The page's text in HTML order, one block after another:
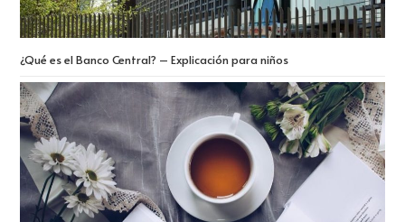
¿Qué es el Banco Central? – Explicación para niños